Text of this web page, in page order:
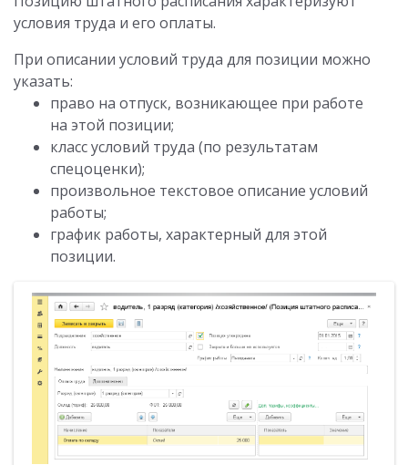
условия труда и его оплаты.
При описании условий труда для позиции можно
указать:
право на отпуск, возникающее при работе
на этой позиции;
класс условий труда (по результатам
спецоценки);
произвольное текстовое описание условий
работы;
график работы, характерный для этой
позиции.